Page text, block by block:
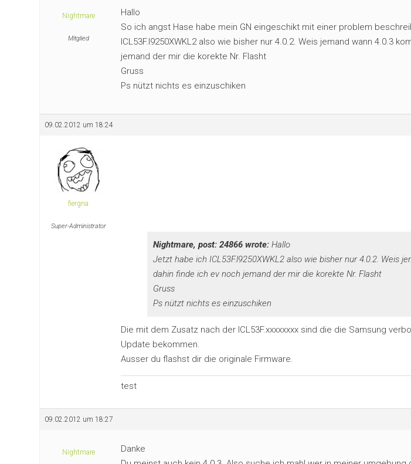
Nightmare
Mitglied
Hallo
So ich angst Hase habe mein GN eingeschikt mit einer problem
ICL53F.l9250XWKL2 also wie bisher nur 4.0.2. Weis jemand wann 4.0.3
jemand der mir die korekte Nr. Flasht
Gruss
Ps nützt nichts es einzuschiken
09.02.2012 um 18:24
fiergna
Super-Administrator
Nightmare, post: 24866 wrote: Hallo
Jetzt habe ich ICL53F.l9250XWKL2 also wie bisher nur 4.0.2. Weis
dahin finde ich ev noch jemand der mir die korekte Nr. Flasht
Gruss
Ps nützt nichts es einzuschiken
Die mit dem Zusatz nach der ICL53F.xxxxxxxx sind die die Samsung
Update bekommen.
Ausser du flashst dir die originale Firmware.
test
09.02.2012 um 18:27
Nightmare
Danke